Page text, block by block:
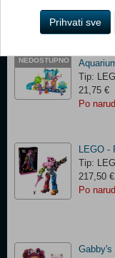
NEDOSTUPNO
Tip:
21,75 €
Po
LEGO -
Tip:
217,50 €
Po
Gabby's
Prihvati sve